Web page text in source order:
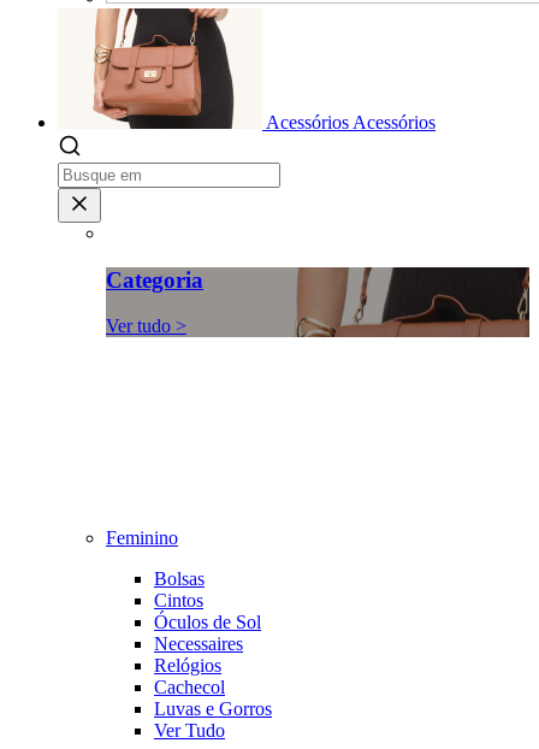
Acessórios Acessórios
Categoria
Ver tudo >
Feminino
Bolsas
Cintos
Óculos de Sol
Necessaires
Relógios
Cachecol
Luvas e Gorros
Ver Tudo